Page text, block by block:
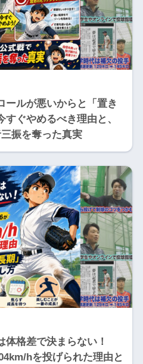
ールが悪いからと「置き
ぐやめるべき理由と、
振を奪った真実
格差で決まらない！
hを投げられた理由と